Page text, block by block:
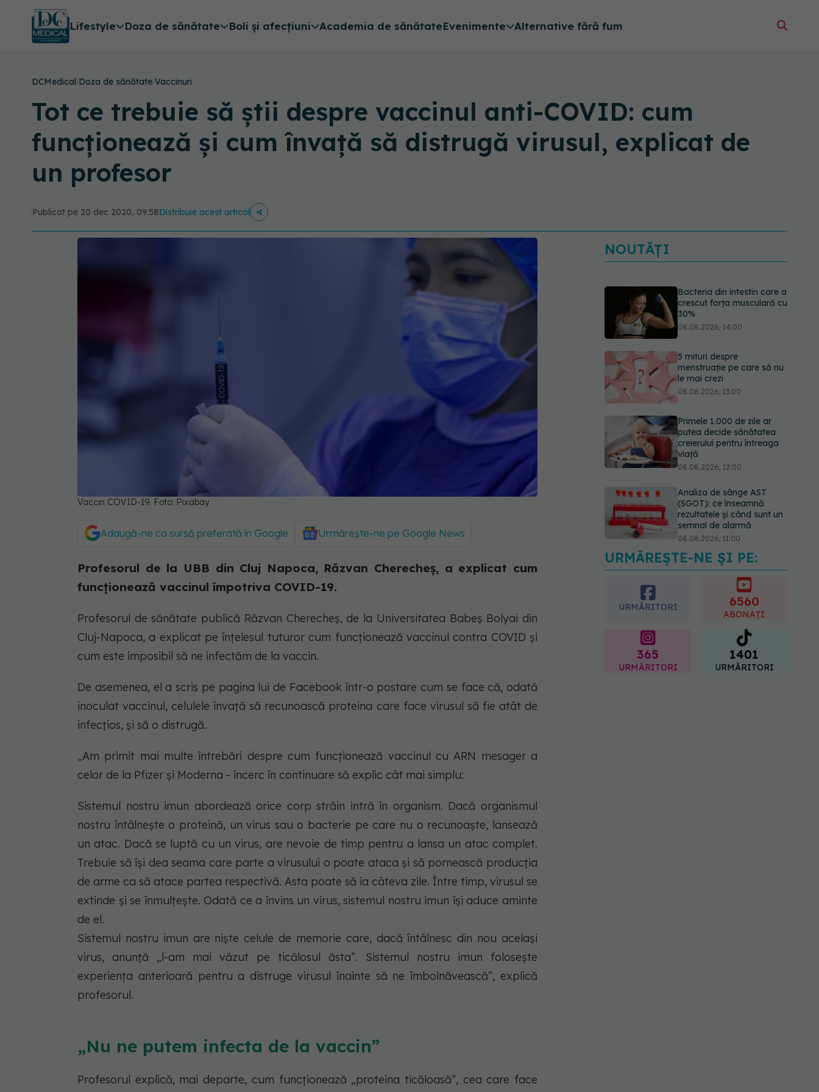
Lifestyle Doza de sănătate Boli și afecțiuni Academia de sănătateEvenimente Alternative fără fum
DCMedical›Doza de sănătate›Vaccinuri
Tot ce trebuie să știi despre vaccinul anti-COVID: cum
funcționează și cum învață să distrugă virusul, explicat de
un profesor
Publicat pe 20 dec 2020, 09:58Distribuie acest articol
Vaccin COVID-19. Foto: Pixabay
Adaugă-ne ca sursă preferată în Google Urmărește-ne pe Google News
Profesorul de la UBB din Cluj Napoca, Răzvan Cherecheș, a explicat cum
funcționează vaccinul împotriva COVID-19.
Profesorul de sănătate publică Răzvan Cherecheș, de la Universitatea Babeş Bolyai din
Cluj-Napoca, a explicat pe înțelesul tuturor cum funcționează vaccinul contra COVID și
cum este imposibil să ne infectăm de la vaccin.
De asemenea, el a scris pe pagina lui de Facebook într-o postare cum se face că, odată
inoculat vaccinul, celulele învață să recunoască proteina care face virusul să fie atât de
infecțios, și să o distrugă.
„Am primit mai multe întrebări despre cum funcționează vaccinul cu ARN mesager a
celor de la Pfizer și Moderna - încerc în continuare să explic cât mai simplu:
Sistemul nostru imun abordează orice corp străin intră în organism. Dacă organismul
nostru întâlnește o proteină, un virus sau o bacterie pe care nu o recunoaște, lansează
un atac. Dacă se luptă cu un virus, are nevoie de timp pentru a lansa un atac complet.
Trebuie să își dea seama care parte a virusului o poate ataca și să pornească producția
de arme ca să atace partea respectivă. Asta poate să ia câteva zile. Între timp, virusul se
extinde și se înmulțește. Odată ce a învins un virus, sistemul nostru imun își aduce aminte
de el.
Sistemul nostru imun are niște celule de memorie care, dacă întâlnesc din nou același
virus, anunță „l-am mai văzut pe ticălosul ăsta”. Sistemul nostru imun folosește
experiența anterioară pentru a distruge virusul înainte să ne îmbolnăvească”, explică
profesorul.
„Nu ne putem infecta de la vaccin”
Profesorul explică, mai departe, cum funcționează „proteina ticăloasă”, cea care face
NOUTĂȚI
Bacteria din intestin care a
crescut forța musculară cu
30%
08.08.2026, 14:00
5 mituri despre
menstruație pe care să nu
le mai crezi
08.08.2026, 13:00
Primele 1.000 de zile ar
putea decide sănătatea
creierului pentru întreaga
viață
08.08.2026, 12:00
Analiza de sânge AST
(SGOT): ce înseamnă
rezultatele și când sunt un
semnal de alarmă
08.08.2026, 11:00
Diagnosticele de autism la
fete au crescut după
pandemia de COVID-19
08.08.2026, 15:00
URMĂREȘTE-NE ȘI PE:
URMĂRITORI 6560
ABONAȚI
365
URMĂRITORI
1401
URMĂRITORI